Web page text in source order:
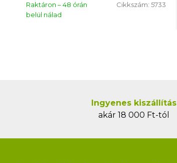
Raktáron – 48 órán
belül nálad
Cikkszám: 5733
Ingyenes kiszállítás
akár 18 000 Ft-tól